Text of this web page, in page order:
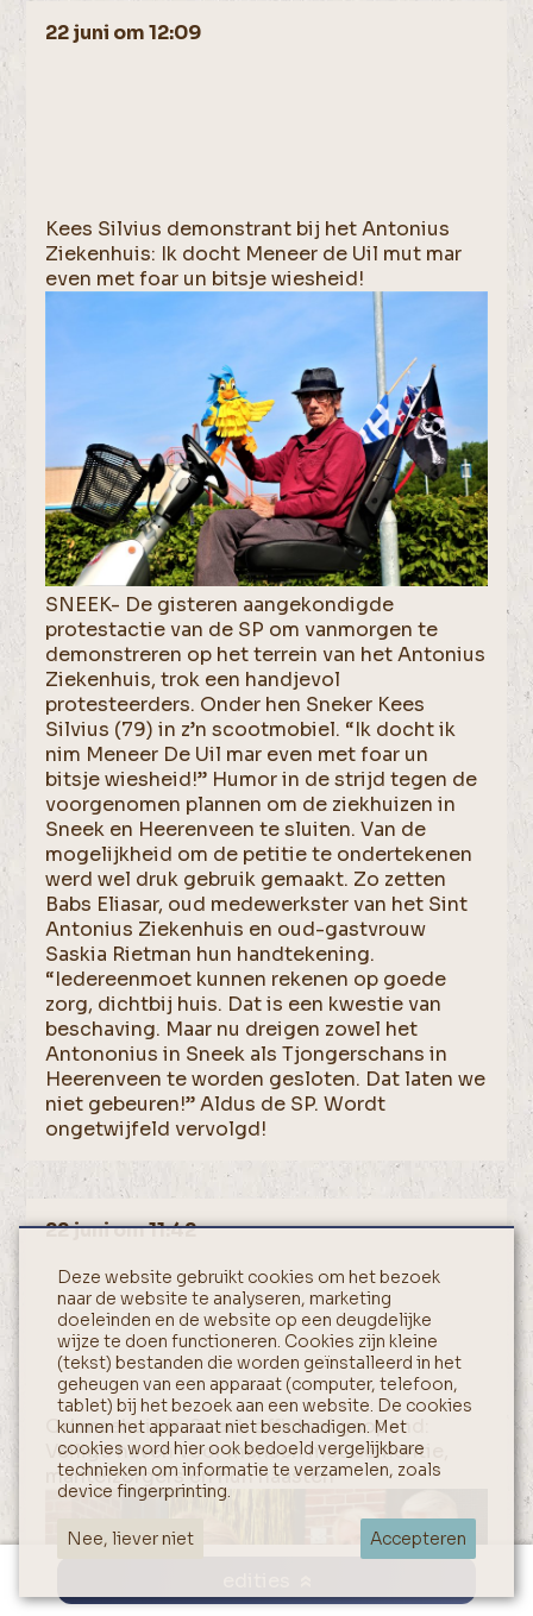
22 juni om 12:09
Kees Silvius demonstrant bij het Antonius
Ziekenhuis: Ik docht Meneer de Uil mut mar
even met foar un bitsje wiesheid!
SNEEK- De gisteren aangekondigde
protestactie van de SP om vanmorgen te
demonstreren op het terrein van het Antonius
Ziekenhuis, trok een handjevol
protesteerders. Onder hen Sneker Kees
Silvius (79) in z’n scootmobiel. “Ik docht ik
nim Meneer De Uil mar even met foar un
bitsje wiesheid!” Humor in de strijd tegen de
voorgenomen plannen om de ziekhuizen in
Sneek en Heerenveen te sluiten. Van de
mogelijkheid om de petitie te ondertekenen
werd wel druk gebruik gemaakt. Zo zetten
Babs Eliasar, oud medewerkster van het Sint
Antonius Ziekenhuis en oud-gastvrouw
Saskia Rietman hun handtekening.
“Iedereenmoet kunnen rekenen op goede
zorg, dichtbij huis. Dat is een kwestie van
beschaving. Maar nu dreigen zowel het
Antononius in Sneek als Tjongerschans in
Heerenveen te worden gesloten. Dat laten we
niet gebeuren!” Aldus de SP. Wordt
ongetwijfeld vervolgd!
22 juni om 11:42
Odensehuis in Sneek officieel geopend:
Veilige haven voor mensen met dementie,
mantelzorgers en hun naasten
Deze website gebruikt cookies om het bezoek
naar de website te analyseren, marketing
doeleinden en de website op een deugdelijke
wijze te doen functioneren. Cookies zijn kleine
(tekst) bestanden die worden geïnstalleerd in het
geheugen van een apparaat (computer, telefoon,
tablet) bij het bezoek aan een website. De cookies
kunnen het apparaat niet beschadigen. Met
cookies word hier ook bedoeld vergelijkbare
technieken om informatie te verzamelen, zoals
device fingerprinting.
Nee, liever niet Accepteren